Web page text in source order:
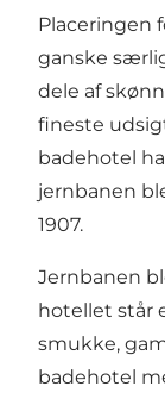
Placeringen
ganske
dele af
fineste
badehotel
jernbanen
1907.
Jernbanen
hotellet står
smukke,
badehotel